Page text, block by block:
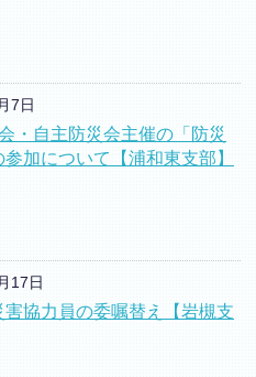
7日
・自主防災会主催の「防災
加について【浦和東支部】
17日
害協力員の委嘱替え【岩槻支